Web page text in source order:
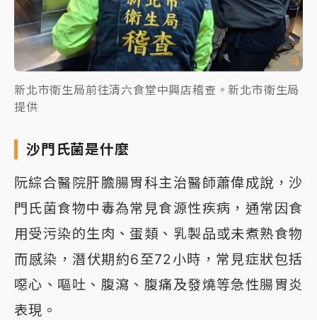
新北市衛生局前往清六食堂中興店稽查。新北市衛生局
提供
沙門氏菌是什麼
阮綜合醫院肝膽腸胃科主治醫師蕭偉成說，沙
門氏菌食物中毒為常見食源性疾病，通常因食
用受污染的生肉、蛋類、乳製品或未煮熟食物
而感染，潛伏期約6至72小時，常見症狀包括
噁心、嘔吐、腹瀉、腹痛及發燒等急性腸胃炎
表現。